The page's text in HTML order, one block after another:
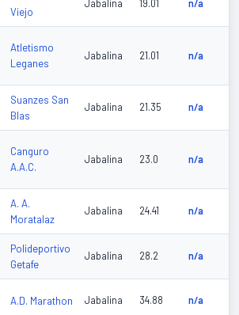
Viejo
Jabalina 19.01 n/a
Atletismo
Leganes
Jabalina 21.01 n/a
Suanzes San
Blas
Jabalina 21.35 n/a
Canguro
A.A.C.
Jabalina 23.0 n/a
A. A.
Moratalaz
Jabalina 24.41 n/a
Polideportivo
Getafe
Jabalina 28.2 n/a
A.D. Marathon Jabalina 34.88 n/a